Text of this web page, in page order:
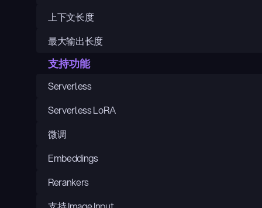
上下文长度
最大输出长度
支持功能
Serverless
Serverless LoRA
微调
Embeddings
Rerankers